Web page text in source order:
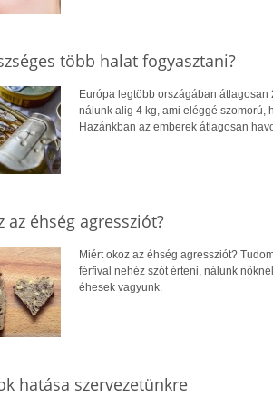
több halat fogyasztani?
Európa legtöbb országában
nálunk alig 4 kg, ami eléggé szomorú,
Hazánkban az emberek átlagosan
az éhség agressziót?
Miért okoz az éhség agressziót?
férfival nehéz szót érteni, nálunk
éhesek vagyunk.
hatása szervezetünkre